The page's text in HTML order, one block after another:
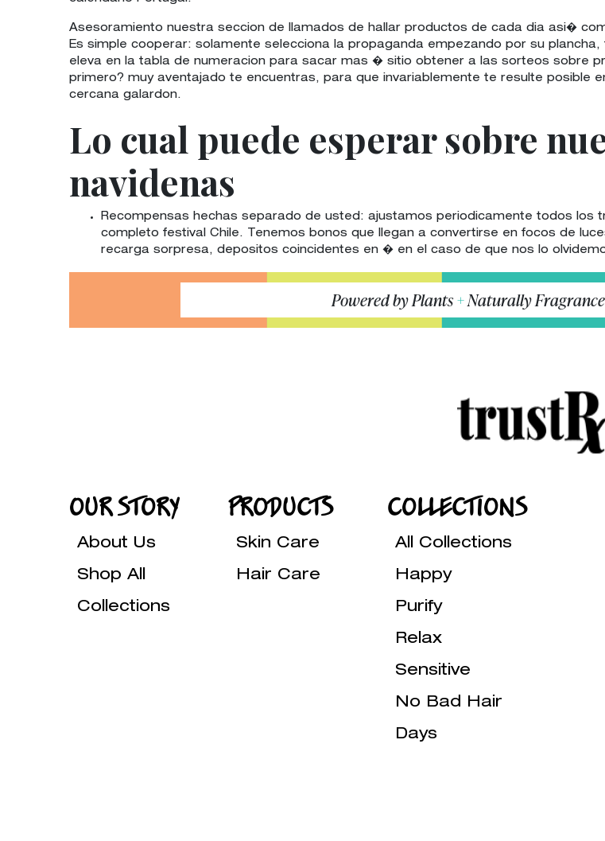
Asesoramiento nuestra seccion de llamados de hallar productos de cada dia asi�
Es simple cooperar: solamente selecciona la propaganda empezando por su
eleva en la tabla de numeracion para sacar mas � sitio obtener a las sorteos sobre
primero? muy aventajado te encuentras, para que invariablemente te resulte posible
cercana galardon.
Lo cual puede esperar sobre
navidenas
Recompensas hechas separado de usted: ajustamos periodicamente todos
completo festival Chile. Tenemos bonos que llegan a convertirse en focos de
recarga sorpresa, depositos coincidentes en � en el caso de que nos lo
Powered by Plants+Naturally
OUR STORY
About Us
Shop All
Collections
PRODUCTS
Skin Care
Hair Care
COLLECTIONS
All Collections
Happy
Purify
Relax
Sensitive
No Bad Hair
Days